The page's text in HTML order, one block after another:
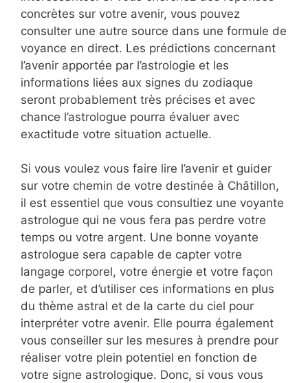
concrètes sur votre avenir, vous pouvez
consulter une autre source dans une formule de
voyance en direct. Les prédictions concernant
l’avenir apportée par l’astrologie et les
informations liées aux signes du zodiaque
seront probablement très précises et avec
chance l’astrologue pourra évaluer avec
exactitude votre situation actuelle.
Si vous voulez vous faire lire l’avenir et guider
sur votre chemin de votre destinée à Châtillon,
il est essentiel que vous consultiez une voyante
astrologue qui ne vous fera pas perdre votre
temps ou votre argent. Une bonne voyante
astrologue sera capable de capter votre
langage corporel, votre énergie et votre façon
de parler, et d’utiliser ces informations en plus
du thème astral et de la carte du ciel pour
interpréter votre avenir. Elle pourra également
vous conseiller sur les mesures à prendre pour
réaliser votre plein potentiel en fonction de
votre signe astrologique. Donc, si vous vous